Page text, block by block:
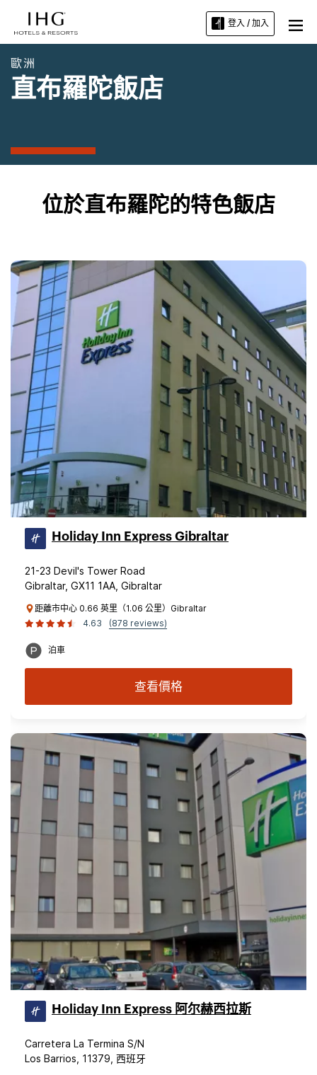
登入 / 加入
歐洲
直布羅陀飯店
位於直布羅陀的特色飯店
Holiday Inn Express Gibraltar
21-23 Devil's Tower Road
Gibraltar, GX11 1AA, Gibraltar
距離市中心 0.66 英里（1.06 公里）Gibraltar
4.63
(878 reviews)
泊車
查看價格
Holiday Inn Express 阿尔赫西拉斯
Carretera La Termina S/N
Los Barrios, 11379, 西班牙